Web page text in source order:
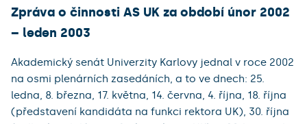
Zpráva o činnosti AS UK za období únor 2002
– leden 2003
Akademický senát Univerzity Karlovy jednal v roce 2002
na osmi plenárních zasedáních, a to ve dnech: 25.
ledna, 8. března, 17. května, 14. června, 4. října, 18. října
(představení kandidáta na funkci rektora UK), 30. října